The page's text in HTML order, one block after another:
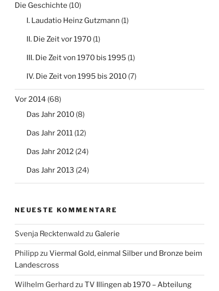
Die Geschichte (10)
I. Laudatio Heinz Gutzmann (1)
II. Die Zeit vor 1970 (1)
III. Die Zeit von 1970 bis 1995 (1)
IV. Die Zeit von 1995 bis 2010 (7)
Vor 2014 (68)
Das Jahr 2010 (8)
Das Jahr 2011 (12)
Das Jahr 2012 (24)
Das Jahr 2013 (24)
NEUESTE KOMMENTARE
Svenja Recktenwald zu Galerie
Philippzu Viermal Gold, einmal Silber und Bronze beim
Landescross
Wilhelm Gerhard zu TV Illingen ab 1970 – Abteilung